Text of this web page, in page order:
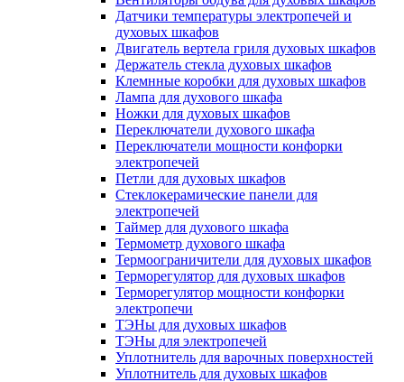
Датчики температуры электропечей и
духовых шкафов
Двигатель вертела гриля духовых шкафов
Держатель стекла духовых шкафов
Клемнные коробки для духовых шкафов
Лампа для духового шкафа
Ножки для духовых шкафов
Переключатели духового шкафа
Переключатели мощности конфорки
электропечей
Петли для духовых шкафов
Стеклокерамические панели для
электропечей
Таймер для духового шкафа
Термометр духового шкафа
Термоограничители для духовых шкафов
Терморегулятор для духовых шкафов
Терморегулятор мощности конфорки
электропечи
ТЭНы для духовых шкафов
ТЭНы для электропечей
Уплотнитель для варочных поверхностей
Уплотнитель для духовых шкафов